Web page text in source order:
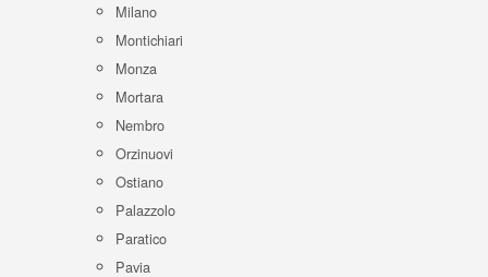
Milano
Montichiari
Monza
Mortara
Nembro
Orzinuovi
Ostiano
Palazzolo
Paratico
Pavia